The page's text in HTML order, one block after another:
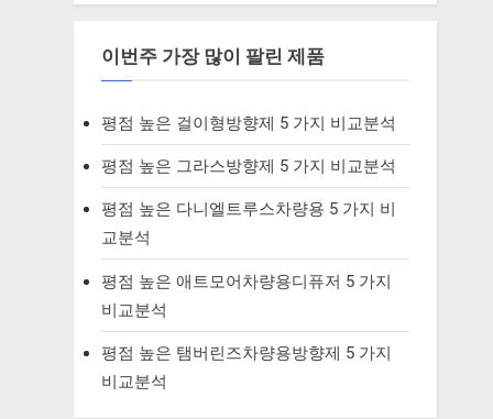
이번주 가장 많이 팔린 제품
평점 높은 걸이형방향제 5 가지 비교분석
평점 높은 그라스방향제 5 가지 비교분석
평점 높은 다니엘트루스차량용 5 가지 비
교분석
평점 높은 애트모어차량용디퓨저 5 가지
비교분석
평점 높은 탬버린즈차량용방향제 5 가지
비교분석